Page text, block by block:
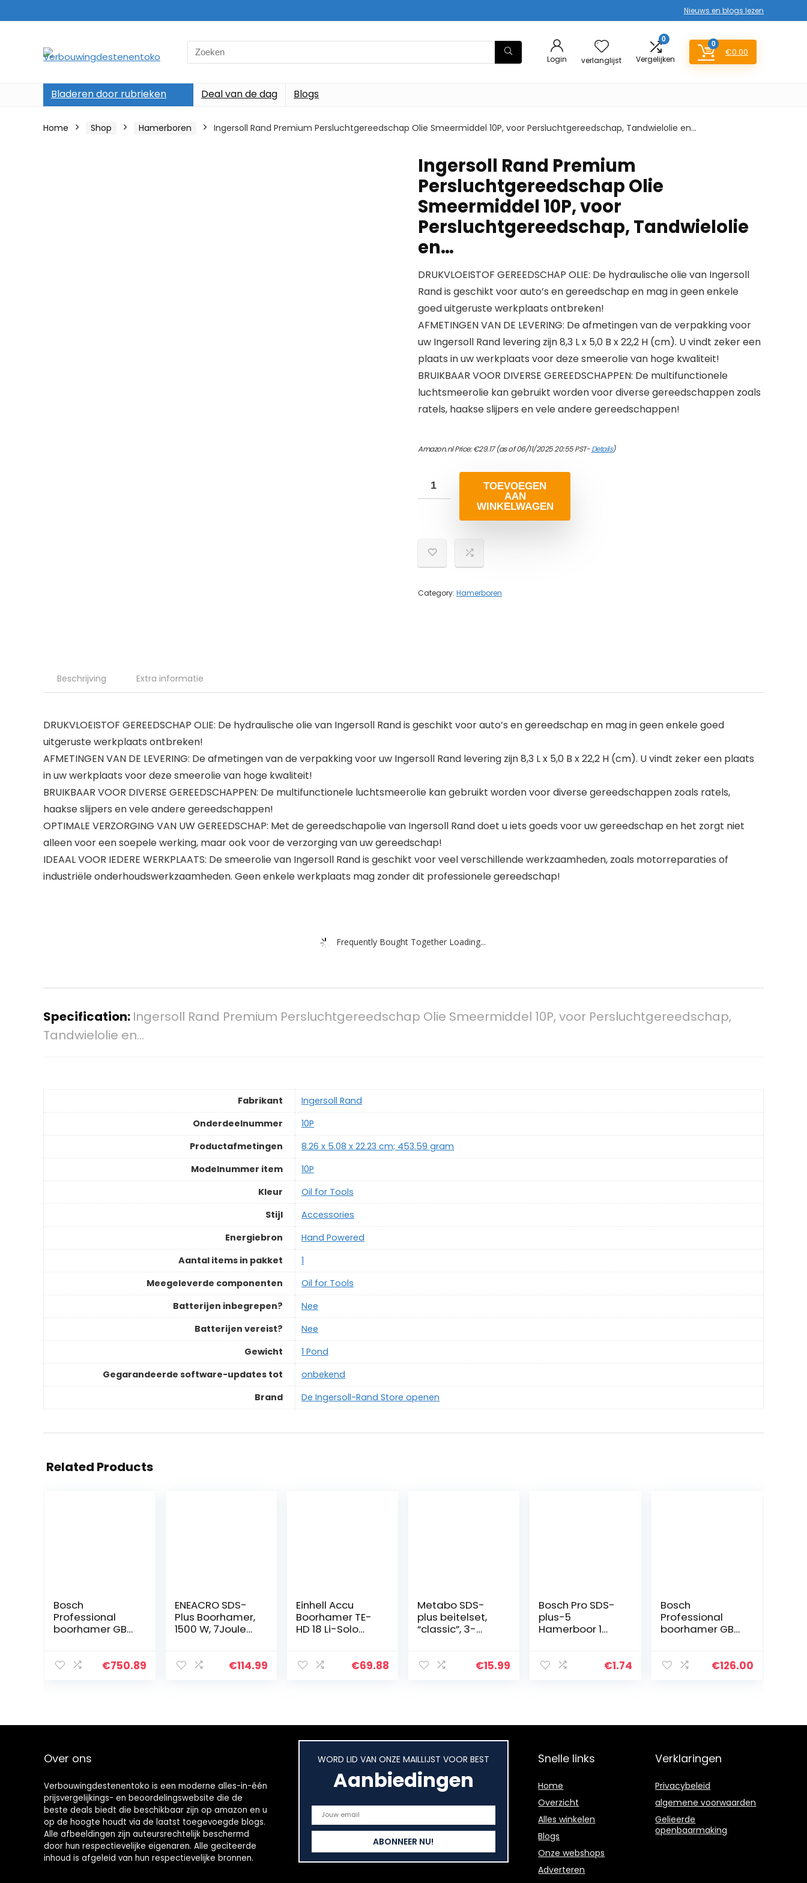
Nieuws en blogs lezen
Search
for:
Login verlanglijst
0
Vergelijken
0
€0.00
Bladeren door rubrieken Deal van de dag Blogs
Home Shop Hamerboren Ingersoll Rand Premium Persluchtgereedschap Olie Smeermiddel 10P, voor Persluchtgereedschap, Tandwielolie en…
Ingersoll Rand Premium
Persluchtgereedschap Olie
Smeermiddel 10P, voor
Persluchtgereedschap, Tandwielolie
en…
DRUKVLOEISTOF GEREEDSCHAP OLIE: De hydraulische olie van Ingersoll
Rand is geschikt voor auto’s en gereedschap en mag in geen enkele
goed uitgeruste werkplaats ontbreken!
AFMETINGEN VAN DE LEVERING: De afmetingen van de verpakking voor
uw Ingersoll Rand levering zijn 8,3 L x 5,0 B x 22,2 H (cm). U vindt zeker een
plaats in uw werkplaats voor deze smeerolie van hoge kwaliteit!
BRUIKBAAR VOOR DIVERSE GEREEDSCHAPPEN: De multifunctionele
luchtsmeerolie kan gebruikt worden voor diverse gereedschappen zoals
ratels, haakse slijpers en vele andere gereedschappen!
Amazon.nl Price:€29.17(as of 06/11/2025 20:55 PST-Details)
TOEVOEGEN
AAN
WINKELWAGEN
Category: Hamerboren
Beschrijving Extra informatie
DRUKVLOEISTOF GEREEDSCHAP OLIE: De hydraulische olie van Ingersoll Rand is geschikt voor auto’s en gereedschap en mag in geen enkele goed
uitgeruste werkplaats ontbreken!
AFMETINGEN VAN DE LEVERING: De afmetingen van de verpakking voor uw Ingersoll Rand levering zijn 8,3 L x 5,0 B x 22,2 H (cm). U vindt zeker een plaats
in uw werkplaats voor deze smeerolie van hoge kwaliteit!
BRUIKBAAR VOOR DIVERSE GEREEDSCHAPPEN: De multifunctionele luchtsmeerolie kan gebruikt worden voor diverse gereedschappen zoals ratels,
haakse slijpers en vele andere gereedschappen!
OPTIMALE VERZORGING VAN UW GEREEDSCHAP: Met de gereedschapolie van Ingersoll Rand doet u iets goeds voor uw gereedschap en het zorgt niet
alleen voor een soepele werking, maar ook voor de verzorging van uw gereedschap!
IDEAAL VOOR IEDERE WERKPLAATS: De smeerolie van Ingersoll Rand is geschikt voor veel verschillende werkzaamheden, zoals motorreparaties of
industriële onderhoudswerkzaamheden. Geen enkele werkplaats mag zonder dit professionele gereedschap!
Frequently Bought Together Loading...
Specification: Ingersoll Rand Premium Persluchtgereedschap Olie Smeermiddel 10P, voor Persluchtgereedschap,
Tandwielolie en…
Fabrikant
‎Ingersoll Rand
Onderdeelnummer
‎10P
Productafmetingen
‎8.26 x 5.08 x 22.23 cm; 453.59 gram
Modelnummer item
‎10P
Kleur
‎Oil for Tools
Stijl
‎Accessories
Energiebron
‎Hand Powered
Aantal items in pakket
‎1
Meegeleverde componenten
‎Oil for Tools
Batterijen inbegrepen?
‎Nee
Batterijen vereist?
‎Nee
Gewicht
‎1 Pond
Gegarandeerde software-updates tot
‎onbekend
Brand
De Ingersoll-Rand Store openen
Related Products
Bosch
Professional
boorhamer GBH
beton met
max, incl.
koffer)
€750.89
ENEACRO SDS-
Plus Boorhamer,
1500 W, 7Joule
snelheid 0-920
veiligheidskopp
€114.99
Einhell Accu
Boorhamer TE-
HD 18 Li-Solo
18 V, 1.2 J,
Verlichting,
Zonder Accu En
Rood
€69.88
Metabo SDS-
plus beitelset,
“classic”, 3-
voor alle
€15.99
Bosch Pro SDS-
plus-5
Hamerboor 1
€1.74
Bosch
Professional
boorhamer GBH
SDS plus (6/8/10
in opbergkoffer)
€126.00
Over ons
Verbouwingdestenentoko is een moderne alles-in-één
prijsvergelijkings- en beoordelingswebsite die de
beste deals biedt die beschikbaar zijn op amazon en u
op de hoogte houdt via de laatst toegevoegde blogs.
Alle afbeeldingen zijn auteursrechtelijk beschermd
door hun respectievelijke eigenaren. Alle geciteerde
inhoud is afgeleid van hun respectievelijke bronnen.
WORD LID VAN ONZE MAILLIJST VOOR BEST
Aanbiedingen
Snelle links
Home
Overzicht
Alles winkelen
Blogs
Onze webshops
Adverteren
Verklaringen
Privacybeleid
algemene voorwaarden
Gelieerde
openbaarmaking